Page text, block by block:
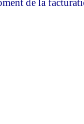
facturation